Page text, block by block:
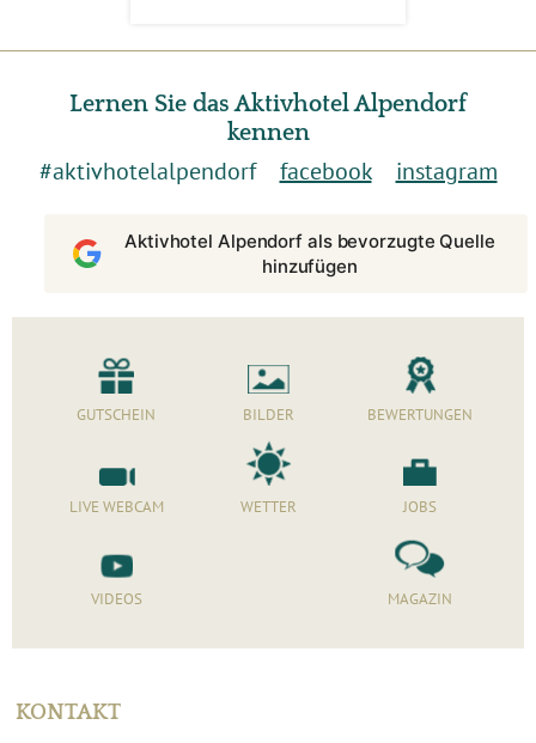
Lernen Sie das Aktivhotel Alpendorf
kennen
#aktivhotelalpendorf facebook instagram
Aktivhotel Alpendorf als bevorzugte Quelle
hinzufügen
GUTSCHEIN BILDER BEWERTUNGEN
LIVE WEBCAM WETTER JOBS
VIDEOS MAGAZIN
KONTAKT